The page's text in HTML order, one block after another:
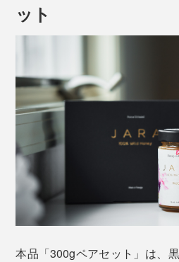
驚くのはその設置場所。クマな
と思うような場所に取り付け
ット
本品「300gペアセット」は、